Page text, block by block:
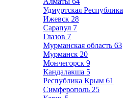
Удмуртская Республика
Ижевск 28
Сарапул 7
Глазов 7
Мурманская область 63
Мурманск 20
Мончегорск 9
Кандалакша 5
Республика Крым 61
Симферополь 25